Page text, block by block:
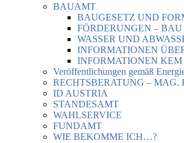
BAUAMT
BAUGESETZ UND
FÖRDERUNGEN – BAU
WASSER UND
INFORMATIONEN
INFORMATIONEN KEM
Veröffentlichungen gemäß
RECHTSBERATUNG – MAG.
ID AUSTRIA
STANDESAMT
WAHLSERVICE
FUNDAMT
WIE BEKOMME ICH…?